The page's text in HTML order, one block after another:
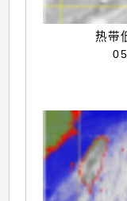
热带